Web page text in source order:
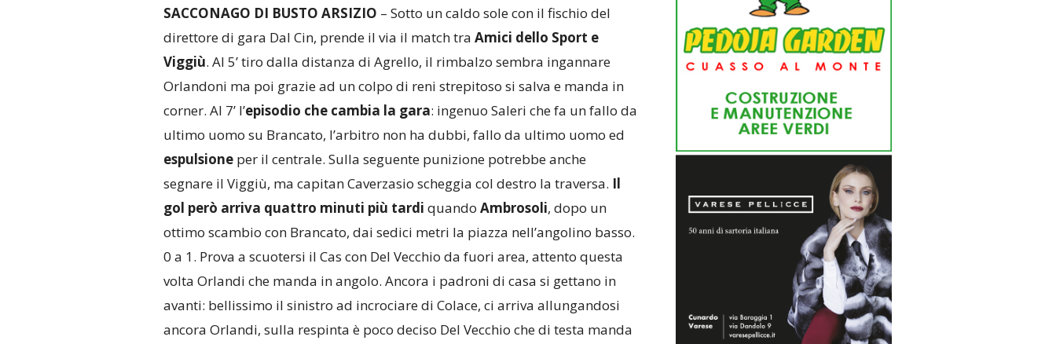
SACCONAGO DI BUSTO ARSIZIO – Sotto un caldo sole con il fischio del
direttore di gara Dal Cin, prende il via il match tra Amici dello Sport e
Viggiù. Al 5’ tiro dalla distanza di Agrello, il rimbalzo sembra ingannare
Orlandoni ma poi grazie ad un colpo di reni strepitoso si salva e manda in
corner. Al 7’ l’episodio che cambia la gara: ingenuo Saleri che fa un fallo da
ultimo uomo su Brancato, l’arbitro non ha dubbi, fallo da ultimo uomo ed
espulsioneper il centrale. Sulla seguente punizione potrebbe anche
segnare il Viggiù, ma capitan Caverzasio scheggia col destro la traversa. Il
gol però arriva quattro minuti più tardi quando Ambrosoli, dopo un
ottimo scambio con Brancato, dai sedici metri la piazza nell’angolino basso.
0 a 1. Prova a scuotersi il Cas con Del Vecchio da fuori area, attento questa
volta Orlandi che manda in angolo. Ancora i padroni di casa si gettano in
avanti: bellissimo il sinistro ad incrociare di Colace, ci arriva allungandosi
ancora Orlandi, sulla respinta è poco deciso Del Vecchio che di testa manda